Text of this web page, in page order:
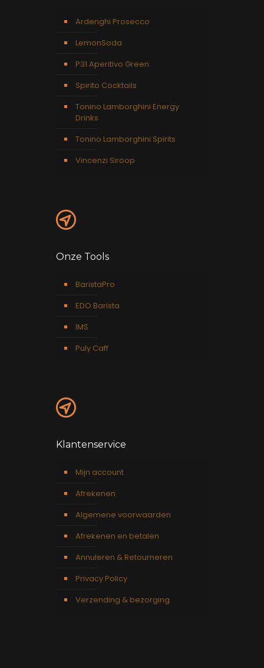
Ardenghi Prosecco
LemonSoda
P31 Aperitivo Green
Spirito Cocktails
Tonino Lamborghini Energy
Drinks
Tonino Lamborghini Spirits
Vincenzi Siroop
Onze Tools
BaristaPro
EDO Barista
IMS
Puly Caff
Klantenservice
Mijn account
Afrekenen
Algemene voorwaarden
Afrekenen en betalen
Annuleren & Retourneren
Privacy Policy
Verzending & bezorging